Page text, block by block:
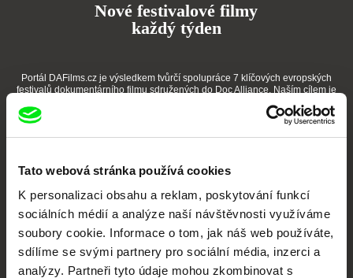
Tato webová stránka používá cookies
K personalizaci obsahu a reklam, poskytování funkcí
sociálních médií a analýze naší návštěvnosti využíváme
soubory cookie. Informace o tom, jak náš web používáte,
sdílíme se svými partnery pro sociální média, inzerci a
analýzy. Partneři tyto údaje mohou zkombinovat s
Nové festivalové filmy
každý týden
Portál DAFilms.cz je výsledkem tvůrčí spolupráce 7 klíčových evropských
festivalů dokumentárního filmu sdružených do Doc Alliance. Naším cílem je
Členové Doc Alliance